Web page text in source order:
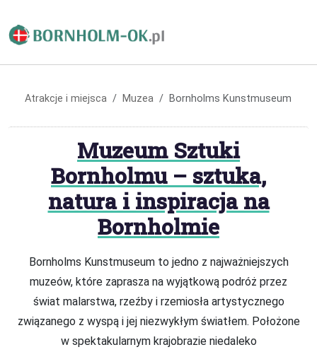
Atrakcje i miejsca Muzea Bornholms Kunstmuseum
Muzeum Sztuki
Bornholmu – sztuka,
natura i inspiracja na
Bornholmie
Bornholms Kunstmuseum to jedno z najważniejszych
muzeów, które zaprasza na wyjątkową podróż przez
świat malarstwa, rzeźby i rzemiosła artystycznego
związanego z wyspą i jej niezwykłym światłem. Położone
w spektakularnym krajobrazie niedaleko